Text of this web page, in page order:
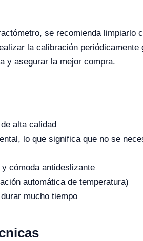
se recomienda
la calibración
y asegurar la mejor compra.
alta calidad
lo que significa que no se
cómoda antideslizante
automática de temperatura)
mucho tiempo